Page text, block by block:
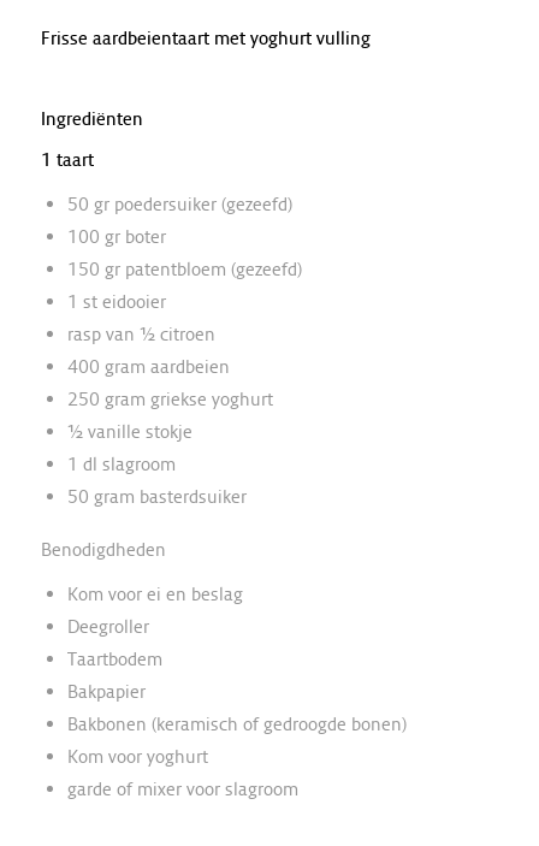
Frisse aardbeientaart met yoghurt vulling
Ingrediënten
1 taart
50 gr poedersuiker (gezeefd)
100 gr boter
150 gr patentbloem (gezeefd)
1 st eidooier
rasp van ½ citroen
400 gram aardbeien
250 gram griekse yoghurt
½ vanille stokje
1 dl slagroom
50 gram basterdsuiker
Benodigdheden
Kom voor ei en beslag
Deegroller
Taartbodem
Bakpapier
Bakbonen (keramisch of gedroogde bonen)
Kom voor yoghurt
garde of mixer voor slagroom